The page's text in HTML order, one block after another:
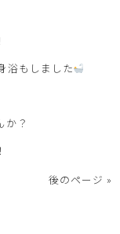
浴もしました
か？
後のページ »